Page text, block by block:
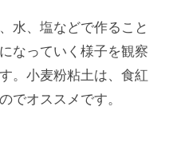
水、塩などで作ること
なっていく様子を観察
。小麦粉粘土は、食紅
でオススメです。